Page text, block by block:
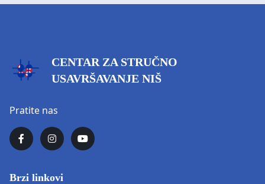
CENTAR ZA STRUČNO
USAVRŠAVANJE NIŠ
Pratite nas
Brzi linkovi